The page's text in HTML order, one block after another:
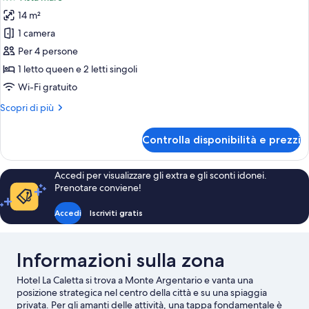
foto
per
Alloggio
familiare
su
livelli,
14 m²
1 camera
Per 4 persone
1 letto queen e 2 letti singoli
Wi-Fi gratuito
Scopri di più
Altri
familiare
su
due
livelli,
vista
mare
Controlla disponibilità e prezzi
Accedi per visualizzare gli extra e gli sconti idonei.
Prenotare conviene!
Accedi Iscriviti gratis
Informazioni sulla zona
Hotel La Caletta si trova a Monte Argentario e vanta una
posizione strategica nel centro della città e su una spiaggia
privata. Per gli amanti delle attività, una tappa fondamentale è